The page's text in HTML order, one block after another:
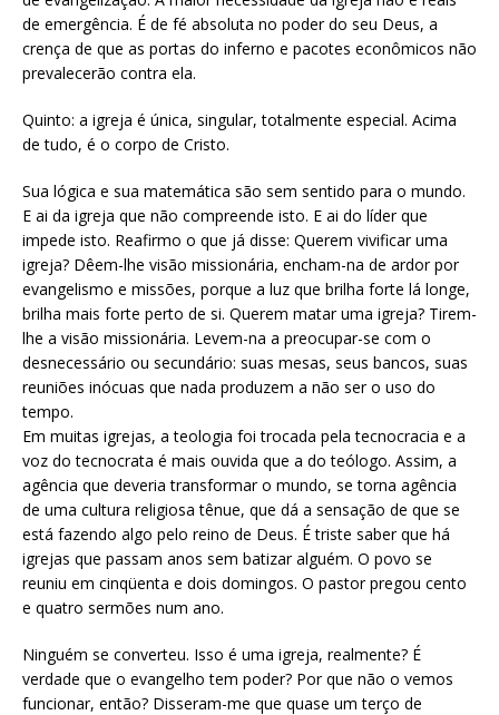
de emergência. É de fé absoluta no poder do seu Deus, a
crença de que as portas do inferno e pacotes econômicos não
prevalecerão contra ela.
Quinto: a igreja é única, singular, totalmente especial. Acima
de tudo, é o corpo de Cristo.
Sua lógica e sua matemática são sem sentido para o mundo.
E ai da igreja que não compreende isto. E ai do líder que
impede isto. Reafirmo o que já disse: Querem vivificar uma
igreja? Dêem-lhe visão missionária, encham-na de ardor por
evangelismo e missões, porque a luz que brilha forte lá longe,
brilha mais forte perto de si. Querem matar uma igreja? Tirem-
lhe a visão missionária. Levem-na a preocupar-se com o
desnecessário ou secundário: suas mesas, seus bancos, suas
reuniões inócuas que nada produzem a não ser o uso do
tempo.
Em muitas igrejas, a teologia foi trocada pela tecnocracia e a
voz do tecnocrata é mais ouvida que a do teólogo. Assim, a
agência que deveria transformar o mundo, se torna agência
de uma cultura religiosa tênue, que dá a sensação de que se
está fazendo algo pelo reino de Deus. É triste saber que há
igrejas que passam anos sem batizar alguém. O povo se
reuniu em cinqüenta e dois domingos. O pastor pregou cento
e quatro sermões num ano.
Ninguém se converteu. Isso é uma igreja, realmente? É
verdade que o evangelho tem poder? Por que não o vemos
funcionar, então? Disseram-me que quase um terço de